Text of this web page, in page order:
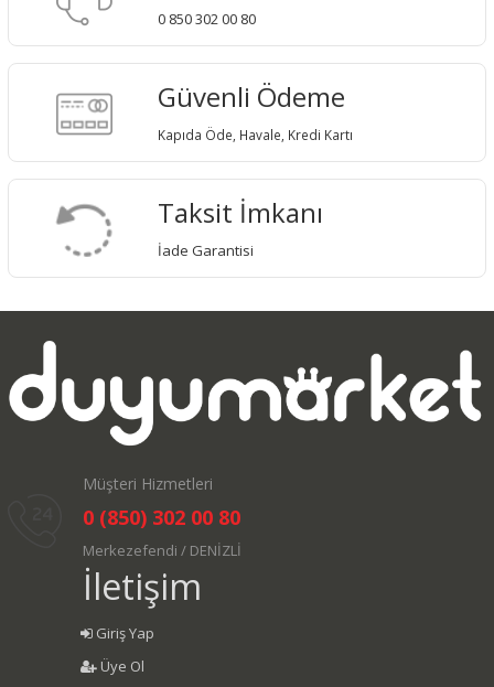
0 850 302 00 80
Güvenli Ödeme
Kapıda Öde, Havale, Kredi Kartı
Taksit İmkanı
İade Garantisi
Müşteri Hizmetleri
0 (850) 302 00 80
Merkezefendi / DENİZLİ
İletişim
Giriş Yap
Üye Ol